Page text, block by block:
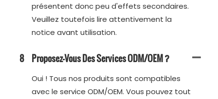
présentent donc peu d'effets secondaires.
Veuillez toutefois lire attentivement la
notice avant utilisation.
8 Proposez-Vous Des Services ODM/OEM ?
Oui ! Tous nos produits sont compatibles
avec le service ODM/OEM. Vous pouvez tout